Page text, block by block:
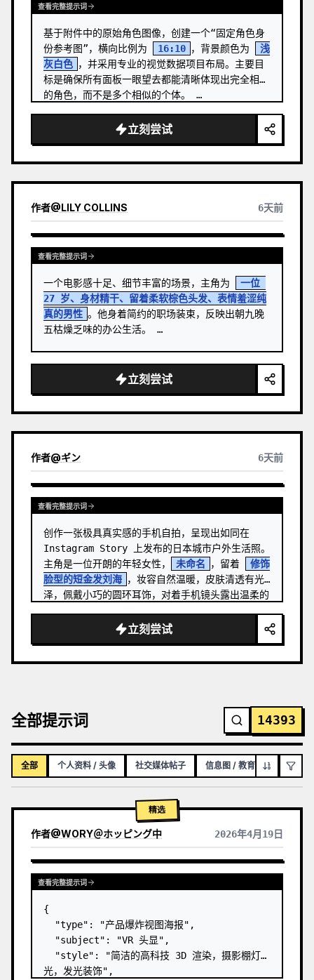
查看完整提示词
基于附件中的原始角色图像，创建一个“固定角色身
份参考图”，横向比例为
16:10 ，背景颜色为
浅
灰白色 ，并采用专业的视觉数据项目布局。主要目
标是确保所有面板一眼望去都能清晰体现出完全相同
的角色，而不是多个相似的个体。 …
立刻尝试
作者@LILY COLLINS 6天前
查看完整提示词
一个电影感十足、细节丰富的场景，主角为
一位
27 岁、身材精干、留着柔软棕色头发、表情羞涩纯
真的男性 。他身着简约的职场装束，反映出朝九晚
五枯燥乏味的办公生活。 …
立刻尝试
作者@ギン 6天前
查看完整提示词
创作一张极具真实感的手机自拍，呈现出如同在
Instagram Story 上发布的日本城市户外生活照。
主角是一位开朗的年轻女性，
未命名 ，留着
修饰
脸型的短金发刘海 ，妆容自然温暖，皮肤清透有光
泽，佩戴小巧的圆环耳饰，对着手机镜头露出温柔的
立刻尝试
全部提示词 14393
全部 个人资料 / 头像 社交媒体帖子 信息图 / 教育视觉图
精选
作者@WORY＠ホッピング中 2026年4月19日
查看完整提示词
{
  "type": "产品爆炸视图海报",
  "subject": "VR 头显",
  "style": "简洁的高科技 3D 渲染，摄影棚灯
光，发光装饰",